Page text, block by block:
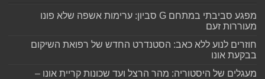
מפגע סביבתי במתחם G סביון: ערימות אשפה שלא פונו
מעוררות זעם
חוזרים לנוע ללא כאב: הסטנדרט החדש של רפואת השיקום
בבקעת אונו
מעגלים של היסטוריה: מהר הרצל ועד שכונות קריית אונו –